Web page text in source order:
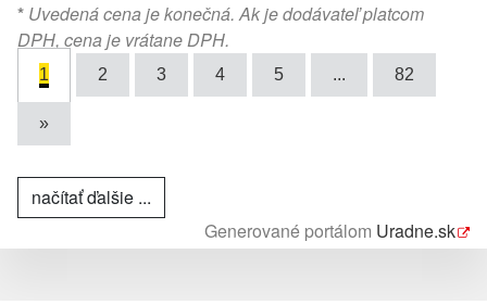
* Uvedená cena je konečná. Ak je dodávateľ platcom
DPH, cena je vrátane DPH.
1 2 3 4 5 ... 82
»
načítať ďalšie ...
Generované portálom Uradne.sk